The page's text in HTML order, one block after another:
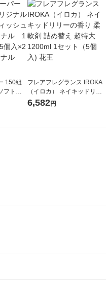
150組
フトパ
オナ オ
フレアフレグランス IROKA
（イロカ） ネイキッドリリ
ーの香り 柔軟剤 詰め替え 超
6,582円